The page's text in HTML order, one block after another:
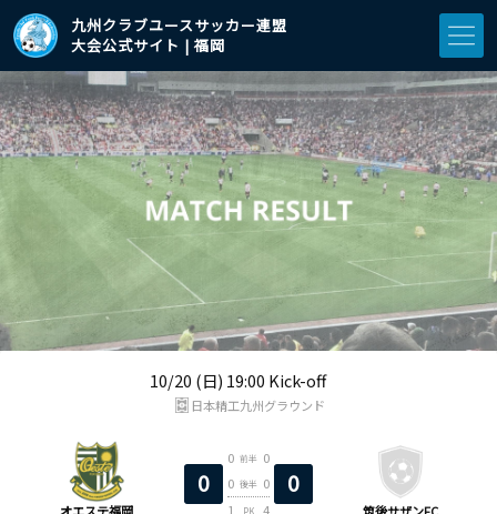
九州クラブユースサッカー連盟
大会公式サイト | 福岡
10/20 (日) 19:00 Kick-off
0
0 前半
0
0 後半
0
1
PK 4
0
日本精工九州グラウンド